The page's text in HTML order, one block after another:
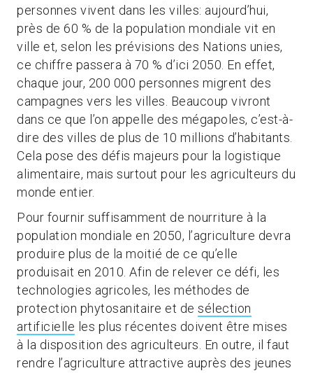
personnes vivent dans les villes: aujourd’hui,
près de 60 % de la population mondiale vit en
ville et, selon les prévisions des Nations unies,
ce chiffre passera à 70 % d’ici 2050. En effet,
chaque jour, 200 000 personnes migrent des
campagnes vers les villes. Beaucoup vivront
dans ce que l’on appelle des mégapoles, c’est-à-
dire des villes de plus de 10 millions d’habitants.
Cela pose des défis majeurs pour la logistique
alimentaire, mais surtout pour les agriculteurs du
monde entier.
Pour fournir suffisamment de nourriture à la
population mondiale en 2050, l’agriculture devra
produire plus de la moitié de ce qu’elle
produisait en 2010. Afin de relever ce défi, les
technologies agricoles, les méthodes de
protection phytosanitaire et de sélection
artificielle les plus récentes doivent être mises
à la disposition des agriculteurs. En outre, il faut
rendre l’agriculture attractive auprès des jeunes